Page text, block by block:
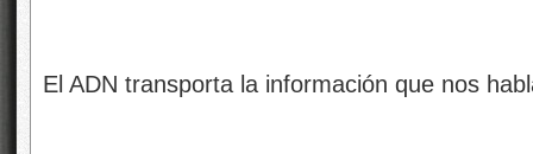
El ADN transporta la información que nos